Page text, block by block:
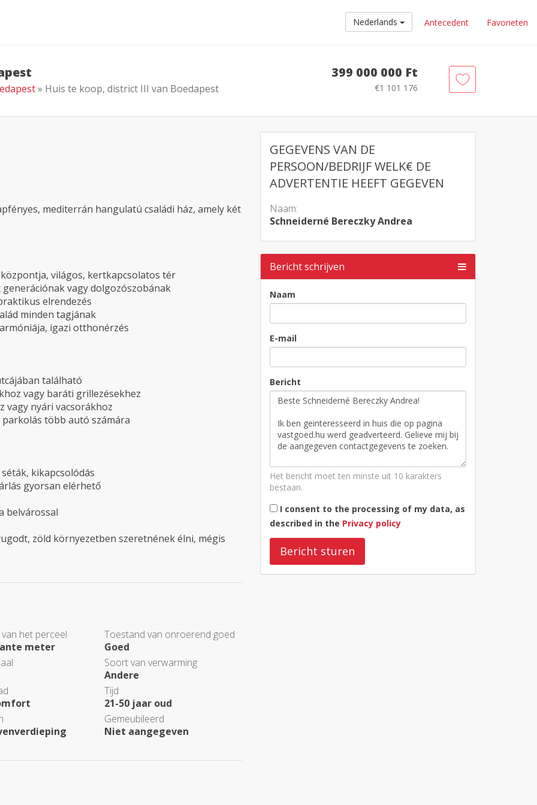
Nederlands Antecedent Favorieten
» Huis te koop, district III van Boedapest
399 000 000 Ft
€1 101 176
GEGEVENS VAN DE
PERSOON/BEDRIJF WELK€ DE
ADVERTENTIE HEEFT GEGEVEN
Naam:
Schneiderné Bereczky Andrea
Bericht schrijven
Naam
E-mail
Bericht
Het bericht moet ten minste uit 10 karakters
bestaan.
I consent to the processing of my data, as
described in the Privacy policy
Bericht sturen
mediterrán hangulatú családi ház, amely két
világos, kertkapcsolatos tér
vagy dolgozószobának
elrendezés
minden tagjának
igazi otthonérzés
található
vagy baráti grillezésekhez
vagy nyári vacsorákhoz
több autó számára
kikapcsolódás
gyorsan elérhető
belvárossal
zöld környezetben szeretnének élni, mégis
het perceel
meter
Toestand van onroerend goed
Goed
Soort van verwarming
Andere
Tijd
21-50 jaar oud
Gemeubileerd
Niet aangegeven